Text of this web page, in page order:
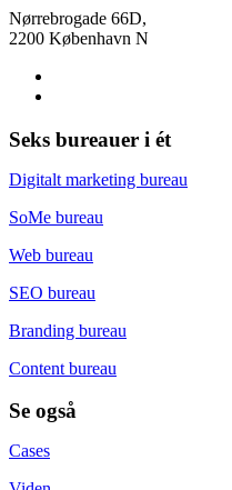
Nørrebrogade 66D,
2200 København N
Seks bureauer i ét
Digitalt marketing bureau
SoMe bureau
Web bureau
SEO bureau
Branding bureau
Content bureau
Se også
Cases